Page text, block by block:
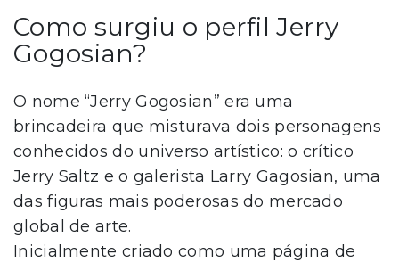
Como surgiu o perfil Jerry
Gogosian?
O nome “Jerry Gogosian” era uma
brincadeira que misturava dois personagens
conhecidos do universo artístico: o crítico
Jerry Saltz e o galerista Larry Gagosian, uma
das figuras mais poderosas do mercado
global de arte.
Inicialmente criado como uma página de